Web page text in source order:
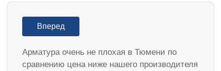
Вперед
Арматура очень не плохая в Тюмени по
сравнению цена ниже нашего производителя